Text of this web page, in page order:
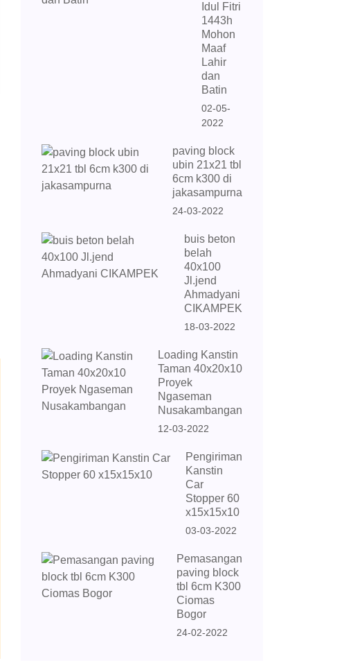
Idul Fitri
1443h
Mohon
Maaf
Lahir
dan
Batin
02-05-
2022
paving block
ubin 21x21 tbl
6cm k300 di
jakasampurna
24-03-2022
buis beton
belah
40x100
Jl.jend
Ahmadyani
CIKAMPEK
18-03-2022
Loading Kanstin
Taman 40x20x10
Proyek
Ngaseman
Nusakambangan
12-03-2022
Pengiriman
Kanstin
Car
Stopper 60
x15x15x10
03-03-2022
Pemasangan
paving block
tbl 6cm K300
Ciomas
Bogor
24-02-2022